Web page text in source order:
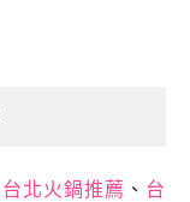
台北火鍋推薦 、 台